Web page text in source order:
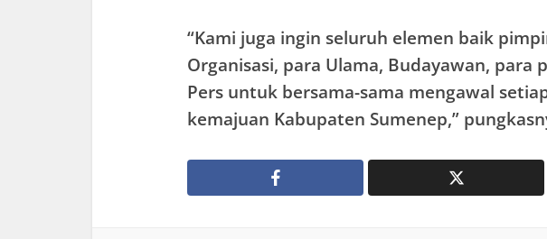
“Kami juga ingin seluruh elemen baik
Organisasi, para Ulama, Budayawan, para
Pers untuk bersama-sama mengawal
kemajuan Kabupaten Sumenep,”